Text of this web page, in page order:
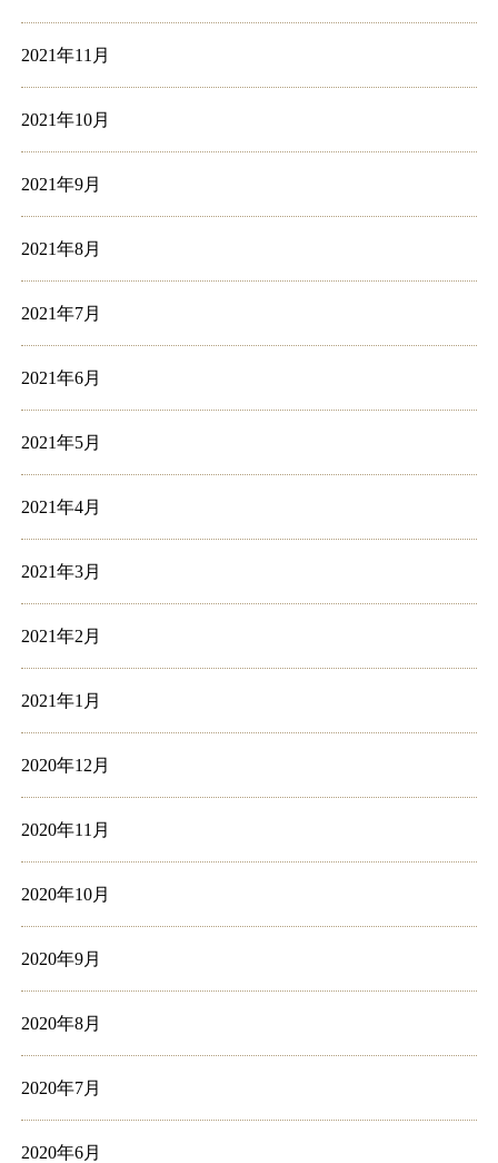
2021年11月
2021年10月
2021年9月
2021年8月
2021年7月
2021年6月
2021年5月
2021年4月
2021年3月
2021年2月
2021年1月
2020年12月
2020年11月
2020年10月
2020年9月
2020年8月
2020年7月
2020年6月